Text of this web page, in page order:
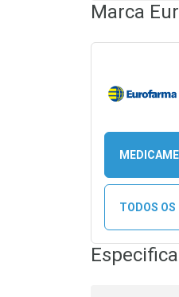
Marca
TODOS